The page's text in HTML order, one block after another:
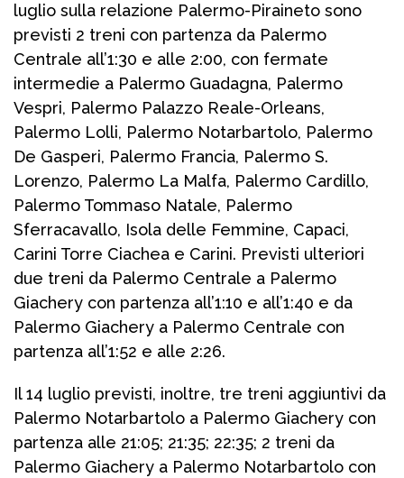
luglio sulla relazione Palermo-Piraineto sono
previsti 2 treni con partenza da Palermo
Centrale all’1:30 e alle 2:00, con fermate
intermedie a Palermo Guadagna, Palermo
Vespri, Palermo Palazzo Reale-Orleans,
Palermo Lolli, Palermo Notarbartolo, Palermo
De Gasperi, Palermo Francia, Palermo S.
Lorenzo, Palermo La Malfa, Palermo Cardillo,
Palermo Tommaso Natale, Palermo
Sferracavallo, Isola delle Femmine, Capaci,
Carini Torre Ciachea e Carini. Previsti ulteriori
due treni da Palermo Centrale a Palermo
Giachery con partenza all’1:10 e all’1:40 e da
Palermo Giachery a Palermo Centrale con
partenza all’1:52 e alle 2:26.
Il 14 luglio previsti, inoltre, tre treni aggiuntivi da
Palermo Notarbartolo a Palermo Giachery con
partenza alle 21:05; 21:35; 22:35; 2 treni da
Palermo Giachery a Palermo Notarbartolo con